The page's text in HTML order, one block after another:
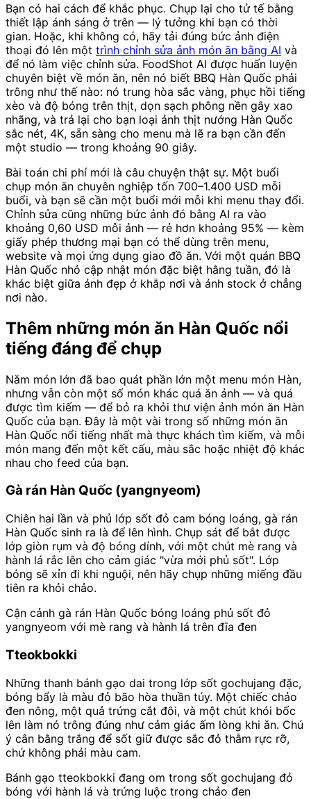
Bạn có hai cách để khắc phục. Chụp lại cho tử tế bằng
thiết lập ánh sáng ở trên — lý tưởng khi bạn có thời
gian. Hoặc, khi không có, hãy tải đúng bức ảnh điện
thoại đó lên một trình chỉnh sửa ảnh món ăn bằng AI và
để nó làm việc chỉnh sửa. FoodShot AI được huấn luyện
chuyên biệt về món ăn, nên nó biết BBQ Hàn Quốc phải
trông như thế nào: nó trung hòa sắc vàng, phục hồi tiếng
xèo và độ bóng trên thịt, dọn sạch phông nền gây xao
nhãng, và trả lại cho bạn loại ảnh thịt nướng Hàn Quốc
sắc nét, 4K, sẵn sàng cho menu mà lẽ ra bạn cần đến
một studio — trong khoảng 90 giây.
Bài toán chi phí mới là câu chuyện thật sự. Một buổi
chụp món ăn chuyên nghiệp tốn 700–1.400 USD mỗi
buổi, và bạn sẽ cần một buổi mới mỗi khi menu thay đổi.
Chỉnh sửa cũng những bức ảnh đó bằng AI ra vào
khoảng 0,60 USD mỗi ảnh — rẻ hơn khoảng 95% — kèm
giấy phép thương mại bạn có thể dùng trên menu,
website và mọi ứng dụng giao đồ ăn. Với một quán BBQ
Hàn Quốc nhỏ cập nhật món đặc biệt hằng tuần, đó là
khác biệt giữa ảnh đẹp ở khắp nơi và ảnh stock ở chẳng
nơi nào.
Thêm những món ăn Hàn Quốc nổi
tiếng đáng để chụp
Năm món lớn đã bao quát phần lớn một menu món Hàn,
nhưng vẫn còn một số món khác quá ăn ảnh — và quá
được tìm kiếm — để bỏ ra khỏi thư viện ảnh món ăn Hàn
Quốc của bạn. Đây là một vài trong số những món ăn
Hàn Quốc nổi tiếng nhất mà thực khách tìm kiếm, và mỗi
món mang đến một kết cấu, màu sắc hoặc nhiệt độ khác
nhau cho feed của bạn.
Gà rán Hàn Quốc (yangnyeom)
Chiên hai lần và phủ lớp sốt đỏ cam bóng loáng, gà rán
Hàn Quốc sinh ra là để lên hình. Chụp sát để bắt được
lớp giòn rụm và độ bóng dính, với một chút mè rang và
hành lá rắc lên cho cảm giác "vừa mới phủ sốt". Lớp
bóng sẽ xỉn đi khi nguội, nên hãy chụp những miếng đầu
tiên ra khỏi chảo.
Cận cảnh gà rán Hàn Quốc bóng loáng phủ sốt đỏ
yangnyeom với mè rang và hành lá trên đĩa đen
Tteokbokki
Những thanh bánh gạo dai trong lớp sốt gochujang đặc,
bóng bẩy là màu đỏ bão hòa thuần túy. Một chiếc chảo
đen nông, một quả trứng cắt đôi, và một chút khói bốc
lên làm nó trông đúng như cảm giác ấm lòng khi ăn. Chú
ý cân bằng trắng để sốt giữ được sắc đỏ thẫm rực rỡ,
chứ không phải màu cam.
Bánh gạo tteokbokki đang om trong sốt gochujang đỏ
bóng với hành lá và trứng luộc trong chảo đen